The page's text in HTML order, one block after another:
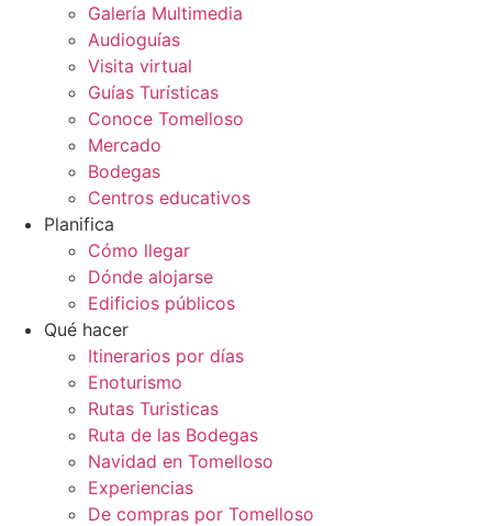
Galería Multimedia
Audioguías
Visita virtual
Guías Turísticas
Conoce Tomelloso
Mercado
Bodegas
Centros educativos
Planifica
Cómo llegar
Dónde alojarse
Edificios públicos
Qué hacer
Itinerarios por días
Enoturismo
Rutas Turisticas
Ruta de las Bodegas
Navidad en Tomelloso
Experiencias
De compras por Tomelloso